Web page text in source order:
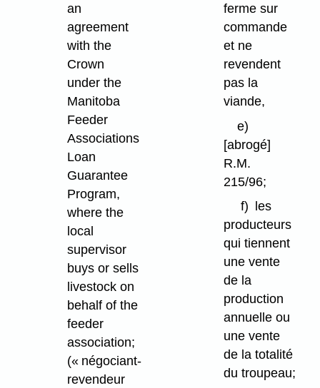
an
agreement
with the
Crown
under the
Manitoba
Feeder
Associations
Loan
Guarantee
Program,
where the
local
supervisor
buys or sells
livestock on
behalf of the
feeder
association;
(« négociant-
revendeur
ferme sur
commande
et ne
revendent
pas la
viande,
e)
[abrogé]
R.M.
215/96;
f)
les
producteurs
qui tiennent
une vente
de la
production
annuelle ou
une vente
de la totalité
du troupeau;